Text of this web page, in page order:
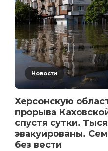
Новости
Херсонскую
прорыва
спустя сутки.
эвакуированы.
без вести